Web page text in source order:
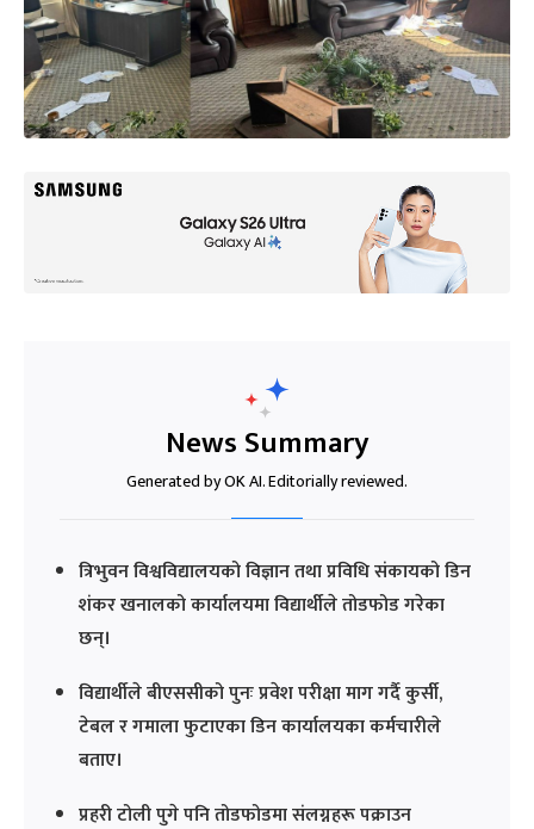
News Summary
Generated by OK AI. Editorially reviewed.
त्रिभुवन विश्वविद्यालयको विज्ञान तथा प्रविधि संकायको डिन
शंकर खनालको कार्यालयमा विद्यार्थीले तोडफोड गरेका
छन्।
विद्यार्थीले बीएससीको पुनः प्रवेश परीक्षा माग गर्दै कुर्सी,
टेबल र गमाला फुटाएका डिन कार्यालयका कर्मचारीले
बताए।
प्रहरी टोली पुगे पनि तोडफोडमा संलग्नहरू पक्राउन